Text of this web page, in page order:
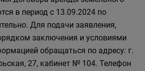
в период с 13.09.2024 по
Для подачи заявления,
заключения и условиями
обращаться по адресу: г.
27, кабинет № 104. Телефон